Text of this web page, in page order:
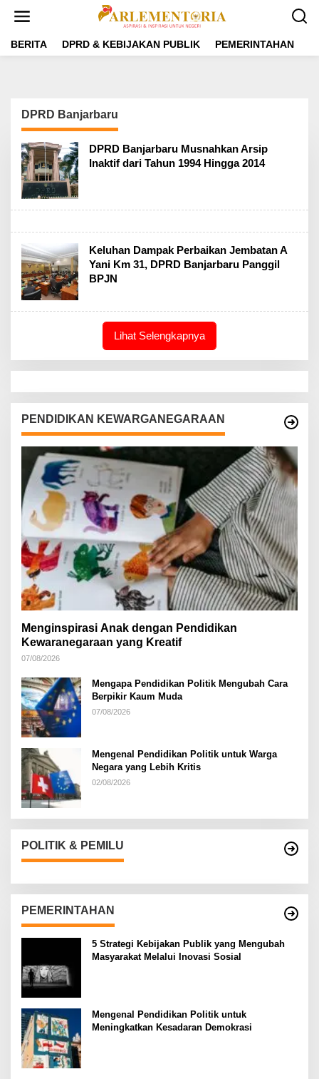
t
BERITA DPRD & KEBIJAKAN PUBLIK PEMERINTAHAN
DPRD Banjarbaru
DPRD Banjarbaru Musnahkan Arsip
Inaktif dari Tahun 1994 Hingga 2014
Keluhan Dampak Perbaikan Jembatan A
Yani Km 31, DPRD Banjarbaru Panggil
BPJN
Lihat Selengkapnya
PENDIDIKAN KEWARGANEGARAAN
Menginspirasi Anak dengan Pendidikan
Kewaranegaraan yang Kreatif
07/08/2026
Mengapa Pendidikan Politik Mengubah Cara
Berpikir Kaum Muda
07/08/2026
Mengenal Pendidikan Politik untuk Warga
Negara yang Lebih Kritis
02/08/2026
POLITIK & PEMILU
PEMERINTAHAN
5 Strategi Kebijakan Publik yang Mengubah
Masyarakat Melalui Inovasi Sosial
Mengenal Pendidikan Politik untuk
Meningkatkan Kesadaran Demokrasi